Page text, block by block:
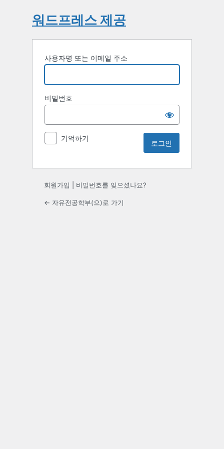
워드프레스 제공
사용자명 또는 이메일 주소
비밀번호
기억하기
회원가입 비밀번호를 잊으셨나요?
← 자유전공학부(으)로 가기